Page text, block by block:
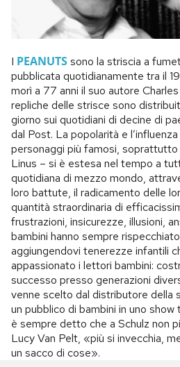
I PEANUTSsono la striscia a
pubblicata quotidianamente tra il
morì a 77 anni il suo autore
repliche delle strisce sono
giorno sui quotidiani di decine di
dal Post. La popolarità e
personaggi più famosi, soprattutto
Linus – si è estesa nel tempo a
quotidiana di mezzo mondo,
loro battute, il radicamento delle
quantità straordinaria di
frustrazioni, insicurezze, illusioni,
bambini hanno sempre
aggiungendovi tenerezze infantili
appassionato i lettori bambini:
successo presso generazioni
venne scelto dal distributore della
un pubblico di bambini in uno show
è sempre detto che a Schulz non
Lucy Van Pelt, «più si invecchia,
un sacco di cose».